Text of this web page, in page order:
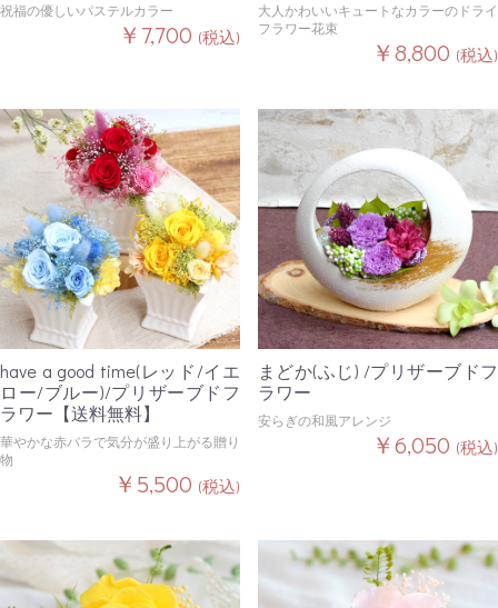
祝福の優しいパステルカラー
￥7,700 (税込)
大人かわいいキュートなカラーのドライ
フラワー花束
￥8,800 (税込)
have a good time(レッド/イエ
ロー/ブルー)/プリザーブドフ
ラワー【送料無料】
華やかな赤バラで気分が盛り上がる贈り
物
￥5,500 (税込)
まどか(ふじ) /プリザーブドフ
ラワー
安らぎの和風アレンジ
￥6,050 (税込)